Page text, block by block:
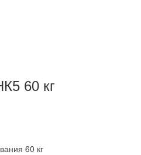
60 кг
60 кг